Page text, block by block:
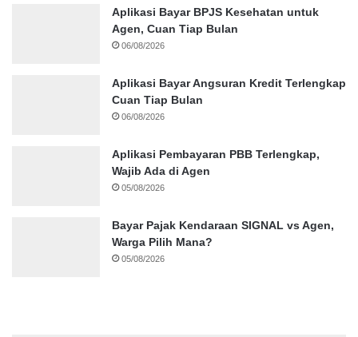
Aplikasi Bayar BPJS Kesehatan untuk
Agen, Cuan Tiap Bulan
06/08/2026
Aplikasi Bayar Angsuran Kredit Terlengkap
Cuan Tiap Bulan
06/08/2026
Aplikasi Pembayaran PBB Terlengkap,
Wajib Ada di Agen
05/08/2026
Bayar Pajak Kendaraan SIGNAL vs Agen,
Warga Pilih Mana?
05/08/2026